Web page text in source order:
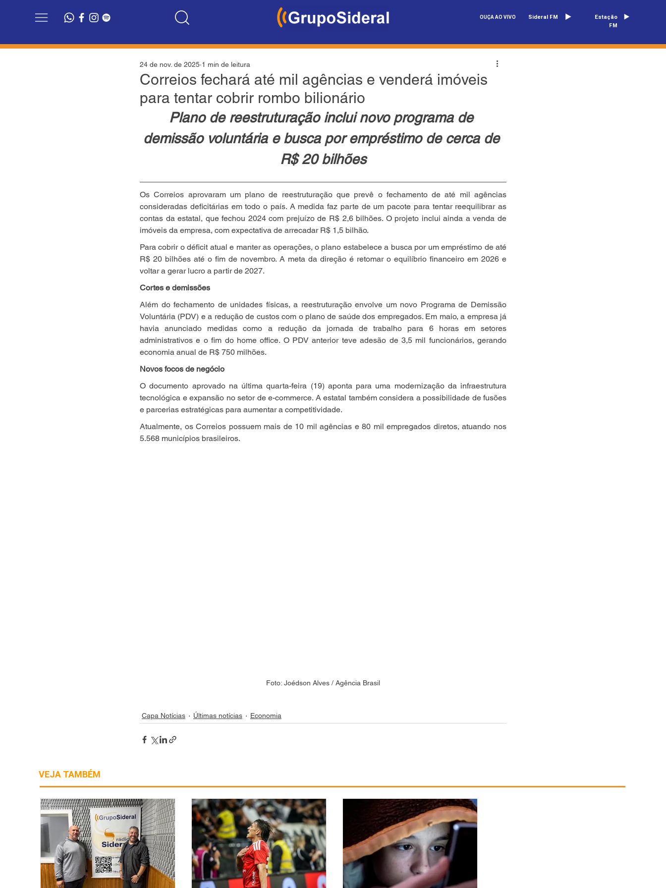
OUÇA AO VIVO Sideral FM
Estação
FM
Correios fechará até mil agências e venderá imóveis
para tentar cobrir rombo bilionário
24 de nov. de 2025 1 min de leitura
Plano de reestruturação inclui novo programa de
demissão voluntária e busca por empréstimo de cerca de
R$ 20 bilhões
Os Correios aprovaram um plano de reestruturação que prevê o fechamento de até mil agências
consideradas deficitárias em todo o país. A medida faz parte de um pacote para tentar reequilibrar as
contas da estatal, que fechou 2024 com prejuízo de R$ 2,6 bilhões. O projeto inclui ainda a venda de
imóveis da empresa, com expectativa de arrecadar R$ 1,5 bilhão.
Para cobrir o déficit atual e manter as operações, o plano estabelece a busca por um empréstimo de até
R$ 20 bilhões até o fim de novembro. A meta da direção é retomar o equilíbrio financeiro em 2026 e
voltar a gerar lucro a partir de 2027.
Cortes e demissões
Além do fechamento de unidades físicas, a reestruturação envolve um novo Programa de Demissão
Voluntária (PDV) e a redução de custos com o plano de saúde dos empregados. Em maio, a empresa já
havia anunciado medidas como a redução da jornada de trabalho para 6 horas em setores
administrativos e o fim do home office. O PDV anterior teve adesão de 3,5 mil funcionários, gerando
economia anual de R$ 750 milhões.
Novos focos de negócio
O documento aprovado na última quarta-feira (19) aponta para uma modernização da infraestrutura
tecnológica e expansão no setor de e-commerce. A estatal também considera a possibilidade de fusões
e parcerias estratégicas para aumentar a competitividade.
Atualmente, os Correios possuem mais de 10 mil agências e 80 mil empregados diretos, atuando nos
5.568 municípios brasileiros.
Foto: Joédson Alves / Agência Brasil
Capa Notícias Últimas notícias Economia
VEJA TAMBÉM